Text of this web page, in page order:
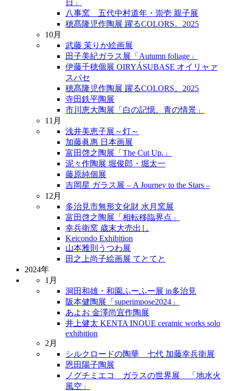
日」
八事窯 五代中村道年・崇壱 親子展
穂髙隆児作陶展 躍るCOLORS。2025
10月
武藤 茉りか絵画展
田子美紀ガラス展「Autumn foliage」
伊藤千穂個展 OIRYÁSUBASE オイリャァ
スバセ
穂髙隆児作陶展 躍るCOLORS。2025
寺田鉄平陶展
市川恵大陶展「白の記憶、青の情景」
11月
浅井美恵子展～灯～
加藤眞惠 日本画展
富田啓之陶展「The Cut Up.」
泥々作陶展 堀俊郎・堀太一
藤原純個展
吉岡星 ガラス展 – A Journey to the Stars –
12月
多治見市無形文化財 水月窯展
富田啓之陶展「相転移臨界点」
幸兵衛窯 歳末大売出し
Keicondo Exhibition
山本雅則うつわ展
田之上尚子絵画展 てとてと
2024年
1月
洞田和雄・和園ふーふー展 in多治見
阪本健陶展「superimpose2024」
あよお 金澤尚宜作陶展
井上健太 KENTA INOUE ceramic works solo
exhibition
2月
シルクロードの陶華 七代 加藤幸兵衛展
恩田陽子陶展
ノグチミエコ ガラスの世界展 「地水火
風空」